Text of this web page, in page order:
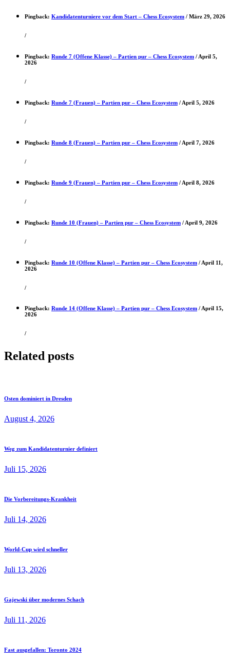
Pingback: Kandidatenturniere vor dem Start – Chess Ecosystem / März 29, 2026
/
Pingback: Runde 7 (Offene Klasse) – Partien pur – Chess Ecosystem / April 5,
2026
/
Pingback: Runde 7 (Frauen) – Partien pur – Chess Ecosystem / April 5, 2026
/
Pingback: Runde 8 (Frauen) – Partien pur – Chess Ecosystem / April 7, 2026
/
Pingback: Runde 9 (Frauen) – Partien pur – Chess Ecosystem / April 8, 2026
/
Pingback: Runde 10 (Frauen) – Partien pur – Chess Ecosystem / April 9, 2026
/
Pingback: Runde 10 (Offene Klasse) – Partien pur – Chess Ecosystem / April 11,
2026
/
Pingback: Runde 14 (Offene Klasse) – Partien pur – Chess Ecosystem /April 15,
2026
/
Related posts
Osten dominiert in Dresden
August 4, 2026
Weg zum Kandidatenturnier definiert
Juli 15, 2026
Die Vorbereitungs-Krankheit
Juli 14, 2026
World-Cup wird schneller
Juli 13, 2026
Gajewski über modernes Schach
Juli 11, 2026
Fast ausgefallen: Toronto 2024